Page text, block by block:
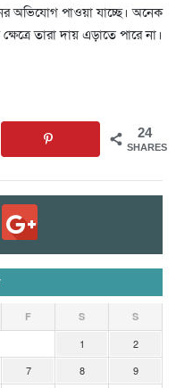
অভিযোগ পাওয়া যাচ্ছে। অনেক
তারা দায় এড়াতে পারে না।
24
SHARES
F S S
1
2
7 8 9